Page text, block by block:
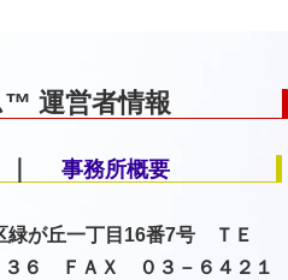
運営者情報
｜ 事務所概要
が丘一丁目16番7号 ＴＥ
３６ ＦＡＸ ０３－６４２１